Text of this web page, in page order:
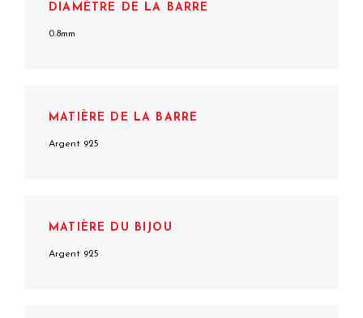
DIAMÈTRE DE LA BARRE
0.8mm
MATIÈRE DE LA BARRE
Argent 925
MATIÈRE DU BIJOU
Argent 925